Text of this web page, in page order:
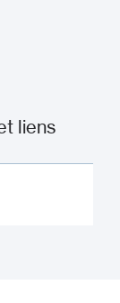
liens